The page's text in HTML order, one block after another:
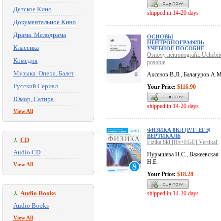
Детское Кино
Документальное Кино
Драма. Мелодрама
Классика
Комедия
Музыка. Опера. Балет
Русский Сериал
Юмор, Сатира
View All
CD
Audio CD
View All
Audio Books
Audio Books
View All
shipped in 14-20 days
ОСНОВЫ
НЕЙТРОНОГРАФИИ:
УЧЕБНОЕ ПОСОБИЕ
Osnovy neitronografii:
posobie
Аксенов В.Л., Балагуров
Your Price: $116.90
shipped in 14-20 days
ФИЗИКА 8КЛ [Р/Т+ЕГЭ]
ВЕРТИКАЛЬ
Fizika 8kl [R/t+EGE] Vertikal'
Пурышева Н.С., Важеевская
Н.Е.
Your Price: $18.28
shipped in 14-20 days